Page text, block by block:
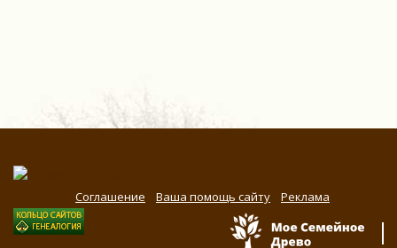
Соглашение Ваша помощь сайту Реклама